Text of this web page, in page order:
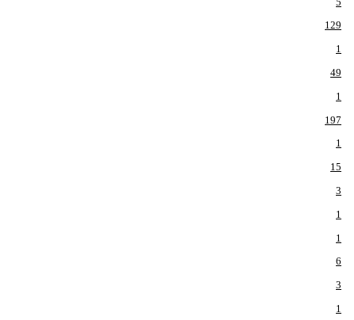
129
1
49
1
197
1
15
3
1
1
6
3
1